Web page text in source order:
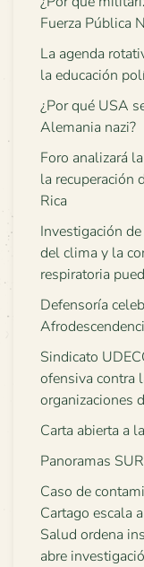
Fuerza Pública
La agenda
la educación
¿Por qué USA
Alemania nazi?
Foro analizará
la recuperación
Rica
Investigación
del clima y la
respiratoria
Defensoría
Sindicato
ofensiva contra
organizaciones
Carta abierta a
Panoramas
Caso de
Cartago escala
Salud ordena
abre